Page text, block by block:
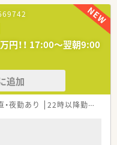
円！！ 17:00～翌朝9:00
追加
・夜勤あり 22時以降勤務あり